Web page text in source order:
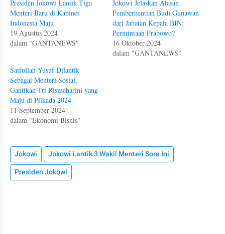
Presiden Jokowi Lantik Tiga
Menteri Baru di Kabinet
Indonesia Maju
19 Agustus 2024
dalam "GANTANEWS"
Jokowi Jelaskan Alasan
Pemberhentian Budi Gunawan
dari Jabatan Kepala BIN:
Permintaan Prabowo?
16 Oktober 2024
dalam "GANTANEWS"
Saifullah Yusuf Dilantik
Sebagai Menteri Sosial,
Gantikan Tri Rismaharini yang
Maju di Pilkada 2024
11 September 2024
dalam "Ekonomi Bisnis"
Jokowi
Jokowi Lantik 3 Wakil Menteri Sore Ini
Presiden Jokowi